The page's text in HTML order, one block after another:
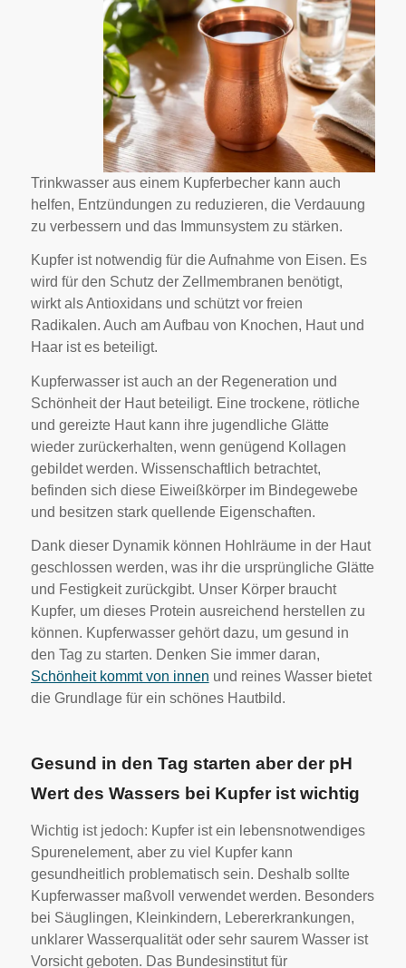
Trinkwasser aus einem Kupferbecher kann auch
helfen, Entzündungen zu reduzieren, die Verdauung
zu verbessern und das Immunsystem zu stärken.
Kupfer ist notwendig für die Aufnahme von Eisen. Es
wird für den Schutz der Zellmembranen benötigt,
wirkt als Antioxidans und schützt vor freien
Radikalen. Auch am Aufbau von Knochen, Haut und
Haar ist es beteiligt.
Kupferwasser ist auch an der Regeneration und
Schönheit der Haut beteiligt. Eine trockene, rötliche
und gereizte Haut kann ihre jugendliche Glätte
wieder zurückerhalten, wenn genügend Kollagen
gebildet werden. Wissenschaftlich betrachtet,
befinden sich diese Eiweißkörper im Bindegewebe
und besitzen stark quellende Eigenschaften.
Dank dieser Dynamik können Hohlräume in der Haut
geschlossen werden, was ihr die ursprüngliche Glätte
und Festigkeit zurückgibt. Unser Körper braucht
Kupfer, um dieses Protein ausreichend herstellen zu
können. Kupferwasser gehört dazu, um gesund in
den Tag zu starten. Denken Sie immer daran,
Schönheit kommt von innen und reines Wasser bietet
die Grundlage für ein schönes Hautbild.
Gesund in den Tag starten aber der pH
Wert des Wassers bei Kupfer ist wichtig
Wichtig ist jedoch: Kupfer ist ein lebensnotwendiges
Spurenelement, aber zu viel Kupfer kann
gesundheitlich problematisch sein. Deshalb sollte
Kupferwasser maßvoll verwendet werden. Besonders
bei Säuglingen, Kleinkindern, Lebererkrankungen,
unklarer Wasserqualität oder sehr saurem Wasser ist
Vorsicht geboten. Das Bundesinstitut für